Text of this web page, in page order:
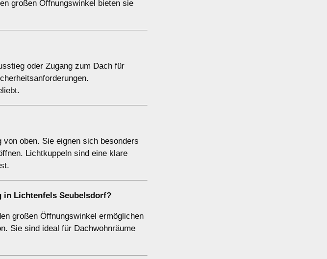
großen Öffnungswinkel bieten sie
oder Zugang zum Dach für
oben. Sie eignen sich besonders
Lichtkuppeln sind eine klare
in Lichtenfels Seubelsdorf?
großen Öffnungswinkel ermöglichen
Sie sind ideal für Dachwohnräume